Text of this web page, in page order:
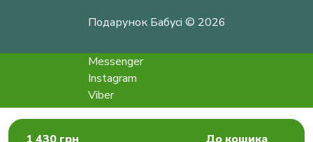
Подарунок Бабусі © 2026
Messenger
Instagram
Viber
Telegram